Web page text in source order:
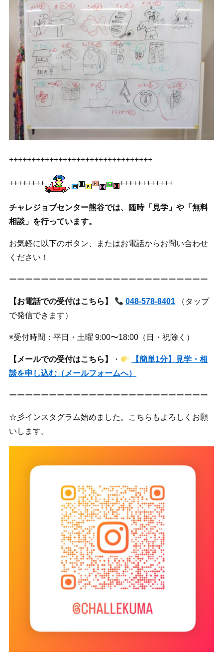
++++++++++++++++++++++++++++++++
++++++++ ++++++++++++
チャレジョブセンター熊谷では、随時「見学」や「無料
相談」を行っています。
お気軽に以下のボタン、またはお電話からお問い合わせ
ください！
ーーーーーーーーーーーーーーーーーーーーーーーーー
【お電話での受付はこちら】 048-578-8401 （タップ
で発信できます）
※受付時間：平日・土曜 9:00〜18:00（日・祝除く）
【メールでの受付はこちら】 ・
【簡単1分】見学・相
談を申し込む（メールフォームへ）
ーーーーーーーーーーーーーーーーーーーーーーーーー
☆彡インスタグラム始めました。こちらもよろしくお願
いします。